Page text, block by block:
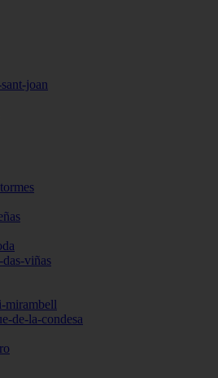
joan
viñas
mirambell
de-la-condesa